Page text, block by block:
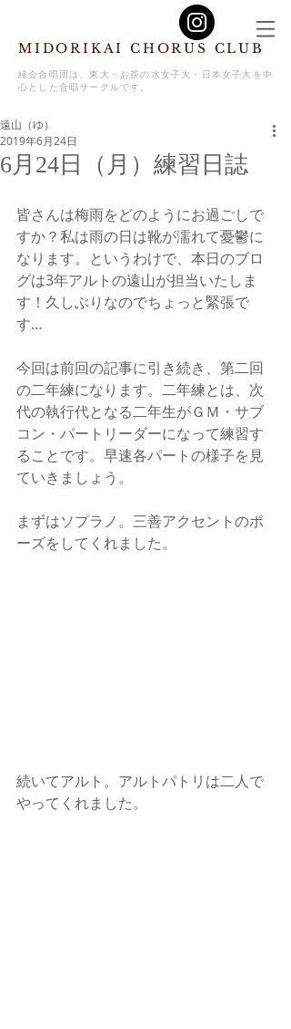
MIDORIKAI CHORUS CLUB
緑会合唱団は、東大・お茶の水女子大・日本女子大を中
心とした合唱サークルです。
6月24日（月）練習日誌
遠山（ゆ）
2019年6月24日
皆さんは梅雨をどのようにお過ごしで
すか？私は雨の日は靴が濡れて憂鬱に
なります。というわけで、本日のブロ
グは3年アルトの遠山が担当いたしま
す！久しぶりなのでちょっと緊張で
す…
今回は前回の記事に引き続き、第二回
の二年練になります。二年練とは、次
代の執行代となる二年生がＧＭ・サブ
コン・パートリーダーになって練習す
ることです。早速各パートの様子を見
ていきましょう。
まずはソプラノ。三善アクセントのポ
ーズをしてくれました。
続いてアルト。アルトパトリは二人で
やってくれました。